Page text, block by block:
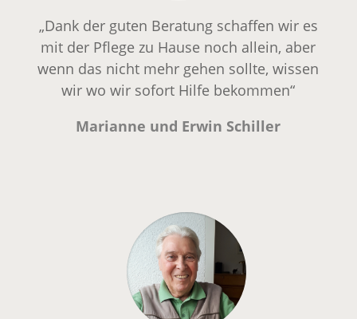
„Dank der guten Beratung schaffen wir es
mit der Pflege zu Hause noch allein, aber
wenn das nicht mehr gehen sollte, wissen
wir wo wir sofort Hilfe bekommen“
Marianne und Erwin Schiller